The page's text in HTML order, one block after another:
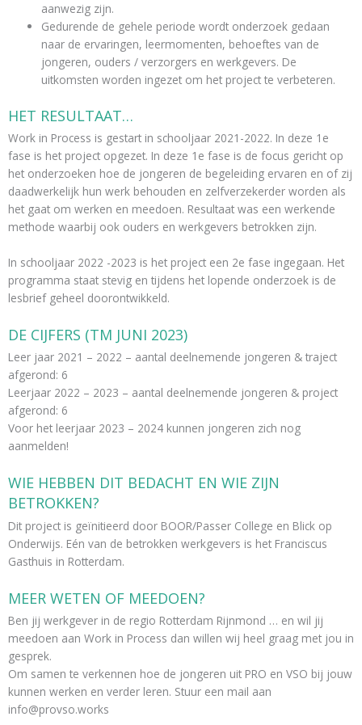
aanwezig zijn.
Gedurende de gehele periode wordt onderzoek gedaan
naar de ervaringen, leermomenten, behoeftes van de
jongeren, ouders / verzorgers en werkgevers. De
uitkomsten worden ingezet om het project te verbeteren.
HET RESULTAAT…
Work in Process is gestart in schooljaar 2021-2022. In deze 1e
fase is het project opgezet. In deze 1e fase is de focus gericht op
het onderzoeken hoe de jongeren de begeleiding ervaren en of zij
daadwerkelijk hun werk behouden en zelfverzekerder worden als
het gaat om werken en meedoen. Resultaat was een werkende
methode waarbij ook ouders en werkgevers betrokken zijn.
In schooljaar 2022 -2023 is het project een 2e fase ingegaan. Het
programma staat stevig en tijdens het lopende onderzoek is de
lesbrief geheel doorontwikkeld.
DE CIJFERS (TM JUNI 2023)
Leer jaar 2021 – 2022 – aantal deelnemende jongeren & traject
afgerond: 6
Leerjaar 2022 – 2023 – aantal deelnemende jongeren & project
afgerond: 6
Voor het leerjaar 2023 – 2024 kunnen jongeren zich nog
aanmelden!​
WIE HEBBEN DIT BEDACHT EN WIE ZIJN
BETROKKEN?
Dit project is geïnitieerd door BOOR/Passer College en Blick op
Onderwijs. Eén van de betrokken werkgevers is het Franciscus
Gasthuis in Rotterdam.
MEER WETEN OF MEEDOEN?
Ben jij werkgever in de regio Rotterdam Rijnmond … en wil jij
meedoen aan Work in Process dan willen wij heel graag met jou in
gesprek.
Om samen te verkennen hoe de jongeren uit PRO en VSO bij jouw
kunnen werken en verder leren. Stuur een mail aan
info@provso.works​